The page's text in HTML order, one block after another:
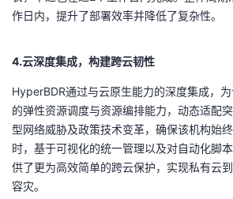
作日内，提升了部署效率并降低了复杂性。
4.云深度集成，构建跨云韧性
HyperBDR通过与云原生能力的深度集成，
的弹性资源调度与资源编排能力，动态适配
型网络威胁及政策技术变革，确保该机构始
时，基于可视化的统一管理以及对自动化脚
供了更为高效简单的跨云保护，实现私有云
容灾​。